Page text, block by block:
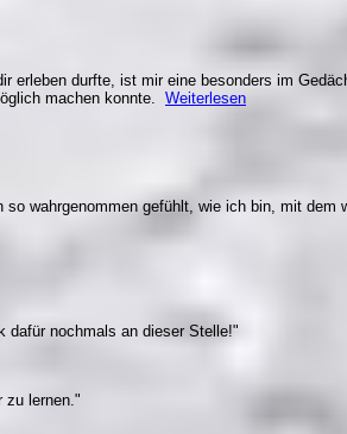
erleben durfte, ist mir eine besonders im
machen konnte. Weiterlesen
wahrgenommen gefühlt, wie ich bin, mit dem
dafür nochmals an dieser Stelle!"
zu lernen."